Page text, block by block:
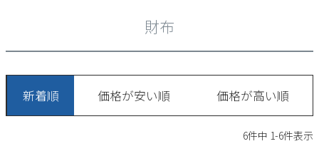
すべての商品
財布
新着順 価格が安い順 価格が高い順
6件中 1-6件表示